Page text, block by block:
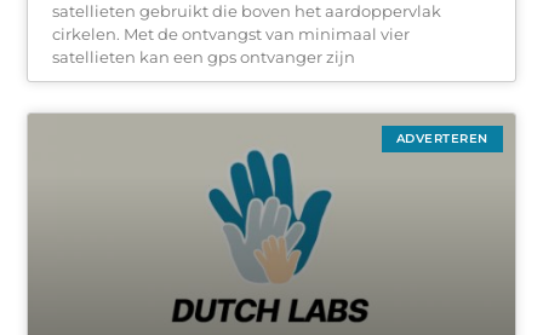
satellieten gebruikt die boven het aardoppervlak
cirkelen. Met de ontvangst van minimaal vier
satellieten kan een gps ontvanger zijn
ADVERTEREN